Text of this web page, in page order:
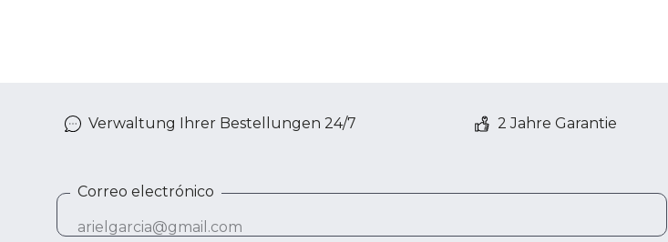
Verwaltung Ihrer Bestellungen 24/7 2 Jahre Garantie
Correo electrónico